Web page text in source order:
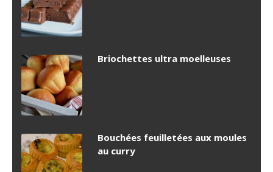
Briochettes ultra moelleuses
Bouchées feuilletées aux moules
au curry